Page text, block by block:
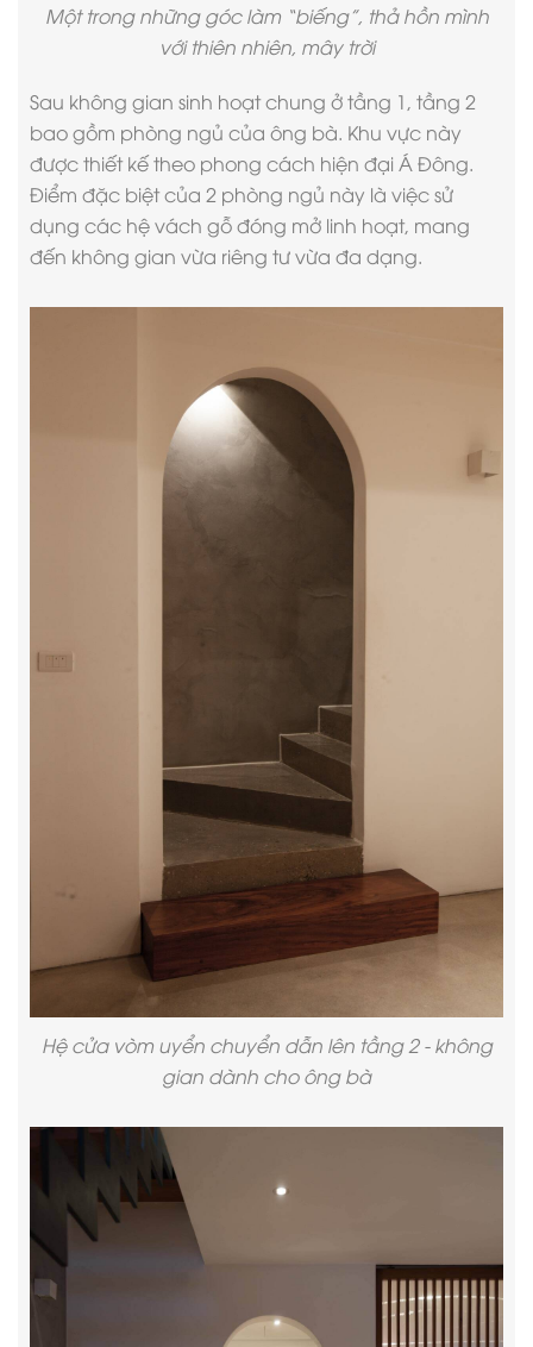
Một trong những góc làm “biếng”, thả hồn mình
với thiên nhiên, mây trời
Sau không gian sinh hoạt chung ở tầng 1, tầng 2
bao gồm phòng ngủ của ông bà. Khu vực này
được thiết kế theo phong cách hiện đại Á Đông.
Điểm đặc biệt của 2 phòng ngủ này là việc sử
dụng các hệ vách gỗ đóng mở linh hoạt, mang
đến không gian vừa riêng tư vừa đa dạng.
Hệ cửa vòm uyển chuyển dẫn lên tầng 2 - không
gian dành cho ông bà